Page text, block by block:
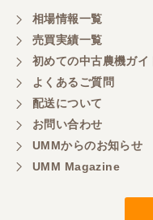
相場情報一覧
売買実績一覧
初めての中古農機ガイ
よくあるご質問
配送について
お問い合わせ
UMMからのお知らせ
UMM Magazine